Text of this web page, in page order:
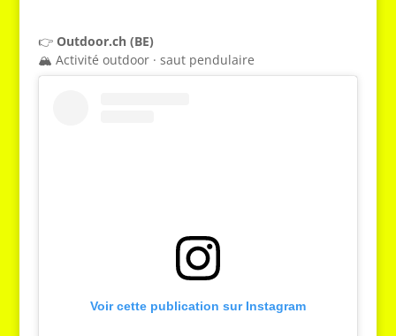
👉 Outdoor.ch (BE)
🏔️ Activité outdoor · saut pendulaire
Voir cette publication sur Instagram